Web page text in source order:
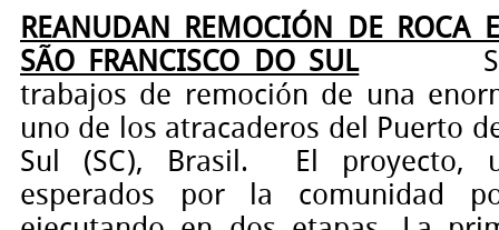
REANUDAN REMOCIÓN DE ROCA
SÃO FRANCISCO DO SUL
trabajos de remoción de una
uno de los atracaderos del Puerto
Sul (SC), Brasil.
El proyecto,
esperados por la comunidad